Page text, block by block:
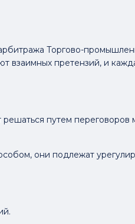
Торгово-
претензий, и
решаться путем
они подлежат